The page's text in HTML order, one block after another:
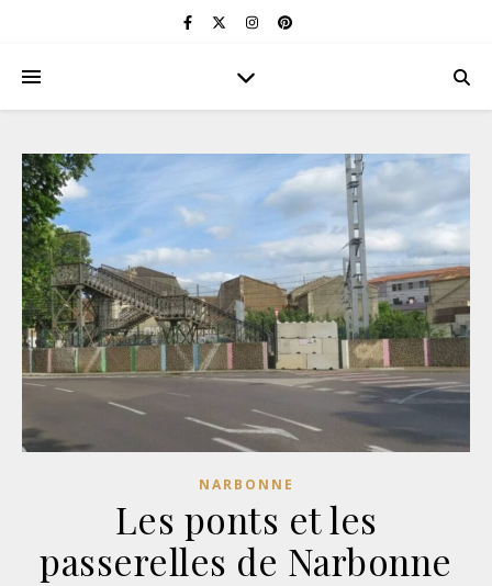
NARBONNE
Les ponts et les
passerelles de Narbonne